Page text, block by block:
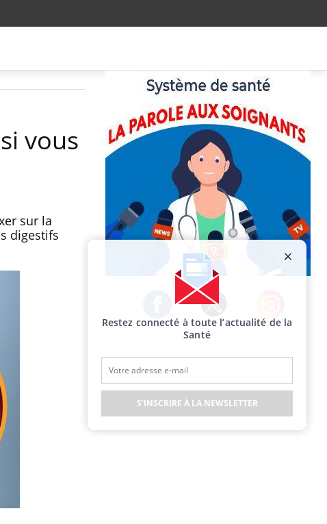
vous
sur la
digestifs
Facebook Twitter Instagram
Restez connecté à toute l’actualité de la
Santé
S'INSCRIRE À LA NEWSLETTER